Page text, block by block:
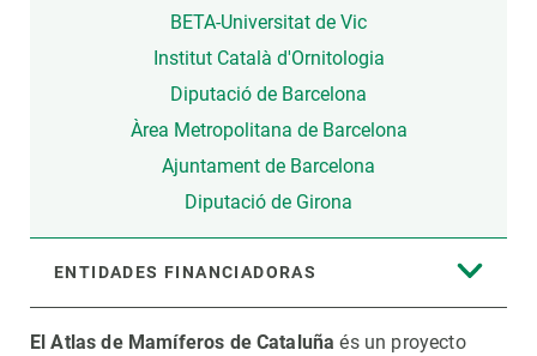
BETA-Universitat de Vic
Institut Català d'Ornitologia
Diputació de Barcelona
Àrea Metropolitana de Barcelona
Ajuntament de Barcelona
Diputació de Girona
ENTIDADES FINANCIADORAS
El Atlas de Mamíferos de Cataluñaés un proyecto